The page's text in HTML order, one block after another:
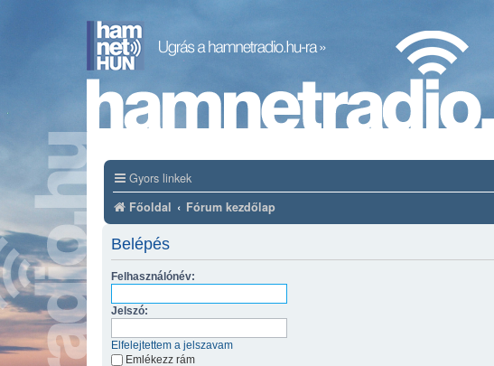
Gyors linkek
Főoldal Fórum kezdőlap
Belépés
Felhasználónév:
Jelszó:
Elfelejtettem a jelszavam
Emlékezz rám